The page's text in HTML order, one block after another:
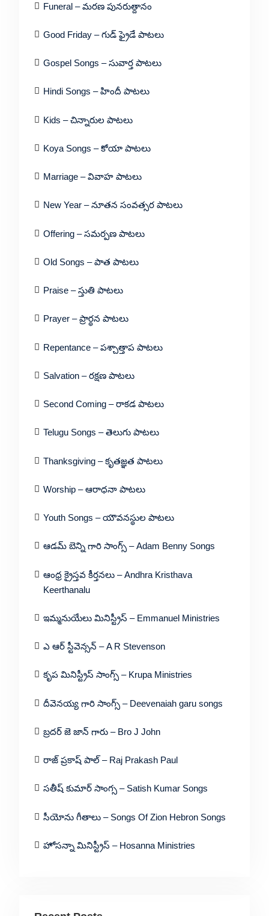
Funeral – మరణ పునరుత్దానం
Good Friday – గుడ్ ఫ్రైడే పాటలు
Gospel Songs – సువార్త పాటలు
Hindi Songs – హిందీ పాటలు
Kids – చిన్నారుల పాటలు
Koya Songs – కోయా పాటలు
Marriage – వివాహ పాటలు
New Year – నూతన సంవత్సర పాటలు
Offering – సమర్పణ పాటలు
Old Songs – పాత పాటలు
Praise – స్తుతి పాటలు
Prayer – ప్రార్థన పాటలు
Repentance – పశ్చాత్తాప పాటలు
Salvation – రక్షణ పాటలు
Second Coming – రాకడ పాటలు
Telugu Songs – తెలుగు పాటలు
Thanksgiving – కృతజ్ఞత పాటలు
Worship – ఆరాధనా పాటలు
Youth Songs – యౌవనస్థుల పాటలు
ఆడమ్ బెన్ని గారి సాంగ్స్ – Adam Benny Songs
ఆంధ్ర క్రైస్తవ కీర్తనలు – Andhra Kristhava
Keerthanalu
ఇమ్మనుయేలు మినిస్ట్రీస్ – Emmanuel Ministries
ఎ ఆర్ స్టీవెన్సన్ – A R Stevenson
కృప మినిస్ట్రీస్ సాంగ్స్ – Krupa Ministries
దీవెనయ్య గారి సాంగ్స్ – Deevenaiah garu songs
బ్రదర్ జె జాన్ గారు – Bro J John
రాజ్ ప్రకాష్ పాల్ – Raj Prakash Paul
సతీష్ కుమార్ సాంగ్స – Satish Kumar Songs
సీయోను గీతాలు – Songs Of Zion Hebron Songs
హోసన్నా మినిస్ట్రీస్ – Hosanna Ministries